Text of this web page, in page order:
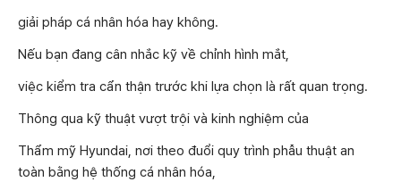
giải pháp cá nhân hóa hay không.
Nếu bạn đang cân nhắc kỹ về chỉnh hình mắt,
việc kiểm tra cẩn thận trước khi lựa chọn là rất quan trọng.
Thông qua kỹ thuật vượt trội và kinh nghiệm của
Thẩm mỹ Hyundai, nơi theo đuổi quy trình phẫu thuật an
toàn bằng hệ thống cá nhân hóa,